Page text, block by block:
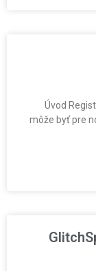
Úvod
môže byť pre